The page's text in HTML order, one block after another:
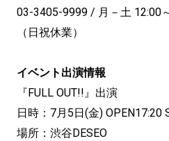
03-3405-9999 / 月－土 12:00
（日祝休業）
イベント出演情報
『FULL OUT!!』出演
日時：7月5日(金) OPEN17:20
場所：渋谷DESEO